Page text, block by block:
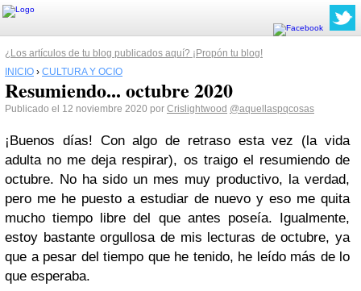
¿Los artículos de tu blog publicados aquí? ¡Propón tu blog!
INICIO › CULTURA Y OCIO
Resumiendo... octubre 2020
Publicado el 12 noviembre 2020 por Crislightwood @aquellaspqcosas
¡Buenos días! Con algo de retraso esta vez (la vida
adulta no me deja respirar), os traigo el resumiendo de
octubre. No ha sido un mes muy productivo, la verdad,
pero me he puesto a estudiar de nuevo y eso me quita
mucho tiempo libre del que antes poseía. Igualmente,
estoy bastante orgullosa de mis lecturas de octubre, ya
que a pesar del tiempo que he tenido, he leído más de lo
que esperaba.